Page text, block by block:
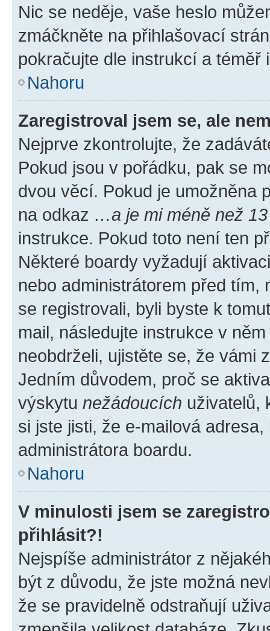
Nic se neděje, vaše heslo
zmáčkněte na přihlašovací
pokračujte dle instrukcí a téměř
Nahoru
Zaregistroval jsem se, ale
Nejprve zkontrolujte, že
Pokud jsou v pořádku, pak se
dvou věcí. Pokud je umožněna
na odkaz …a je mi méně než
instrukce. Pokud toto není ten
Některé boardy vyžadují
nebo administrátorem před tím,
se registrovali, byli byste k
mail, následujte instrukce v
neobdrželi, ujistěte se, že vámi
Jedním důvodem, proč se
výskytu nežádoucích uživatelů,
si jste jisti, že e-mailová
administrátora boardu.
Nahoru
V minulosti jsem se
přihlásit?!
Nejspíše administrátor z
být z důvodu, že jste možná
že se pravidelně odstraňují